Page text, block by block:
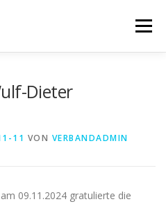
Menü
Dieter
11 VON VERBANDADMIN
09.11.2024 gratulierte die